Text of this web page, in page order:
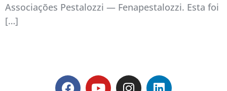
Associações Pestalozzi — Fenapestalozzi. Esta foi
[…]